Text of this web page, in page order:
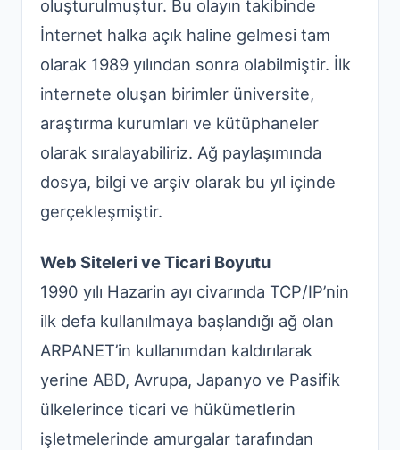
oluşturulmuştur. Bu olayın takibinde
İnternet halka açık haline gelmesi tam
olarak 1989 yılından sonra olabilmiştir. İlk
internete oluşan birimler üniversite,
araştırma kurumları ve kütüphaneler
olarak sıralayabiliriz. Ağ paylaşımında
dosya, bilgi ve arşiv olarak bu yıl içinde
gerçekleşmiştir.
Web Siteleri ve Ticari Boyutu
1990 yılı Hazarin ayı civarında TCP/IP’nin
ilk defa kullanılmaya başlandığı ağ olan
ARPANET’in kullanımdan kaldırılarak
yerine ABD, Avrupa, Japanyo ve Pasifik
ülkelerince ticari ve hükümetlerin
işletmelerinde amurgalar tarafından